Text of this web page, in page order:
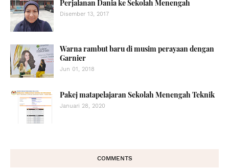
Perjalanan Dania ke Sekolah Menengah
Disember 13, 2017
Warna rambut baru di musim perayaan dengan
Garnier
Jun 01, 2018
Pakej matapelajaran Sekolah Menengah Teknik
Januari 28, 2020
COMMENTS